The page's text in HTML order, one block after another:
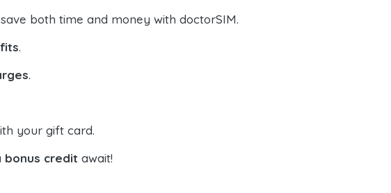
both time and money with doctorSIM.
.
.
your gift card.
bonus credit await!